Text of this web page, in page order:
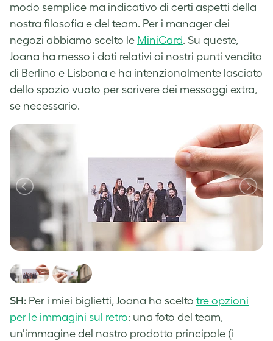
modo semplice ma indicativo di certi aspetti della
nostra filosofia e del team. Per i manager dei
negozi abbiamo scelto le MiniCard. Su queste,
Joana ha messo i dati relativi ai nostri punti vendita
di Berlino e Lisbona e ha intenzionalmente lasciato
dello spazio vuoto per scrivere dei messaggi extra,
se necessario.
SH: Per i miei biglietti, Joana ha scelto tre opzioni
per le immagini sul retro: una foto del team,
un’immagine del nostro prodotto principale (i